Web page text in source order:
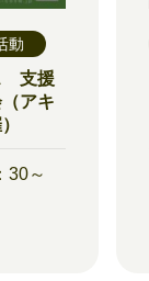
動
支援
アキ
～